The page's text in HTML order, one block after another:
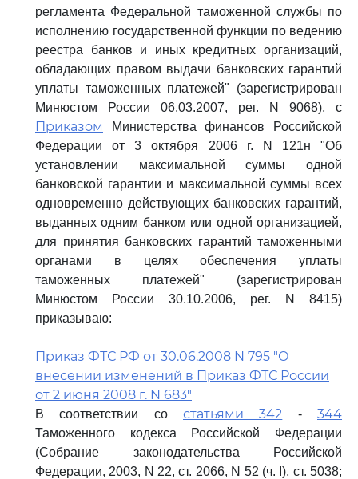
регламента Федеральной таможенной службы по
исполнению государственной функции по ведению
реестра банков и иных кредитных организаций,
обладающих правом выдачи банковских гарантий
уплаты таможенных платежей" (зарегистрирован
Минюстом России 06.03.2007, рег. N 9068), с
Приказом
Министерства финансов Российской
Федерации от 3 октября 2006 г. N 121н "Об
установлении максимальной суммы одной
банковской гарантии и максимальной суммы всех
одновременно действующих банковских гарантий,
выданных одним банком или одной организацией,
для принятия банковских гарантий таможенными
органами в целях обеспечения уплаты
таможенных платежей" (зарегистрирован
Минюстом России 30.10.2006, рег. N 8415)
приказываю:
Приказ ФТС РФ от 30.06.2008 N 795 "О
внесении изменений в Приказ ФТС России
от 2 июня 2008 г. N 683"
В соответствии со статьями 342 -344
Таможенного кодекса Российской Федерации
(Собрание законодательства Российской
Федерации, 2003, N 22, ст. 2066, N 52 (ч. I), ст. 5038;